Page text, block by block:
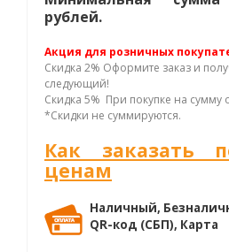
рублей.
Акция для розничных
Скидка 2% Оформите заказ и
следующий!
Скидка 5% При покупке на сумму
*Скидки не суммируются.
Как заказать
ценам
Наличный,
QR-код (СБП), Карта